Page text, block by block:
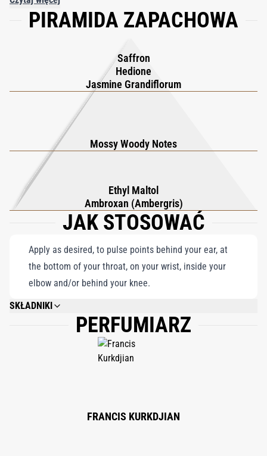
ambry oraz głębię świeżo ściętego cedru. Jasny i elegancki,
PIRAMIDA ZAPACHOWA
Saffron
Hedione
Jasmine Grandiflorum
Mossy Woody Notes
Ethyl Maltol
Ambroxan (Ambergris)
JAK STOSOWAĆ
Apply as desired, to pulse points behind your ear, at
the bottom of your throat, on your wrist, inside your
elbow and/or behind your knee.
SKŁADNIKI
ALCOHOL; PARFUM (FRAGRANCE); AQUA (WATER); DIPROPYLENE GLYCOL;
ETHYLHEXYL METHOXYCINNAMATE; ETHYLHEXYL SALICYLATE; BUTYL
METHOXYDIBENZOYLMETHANE; BHT; LIMONENE; BENZYL BENZOATE;
LINALOOL; CI 19140 (YELLOW 5); CI 14700 (RED 4).
PERFUMIARZ
FRANCIS KURKDJIAN